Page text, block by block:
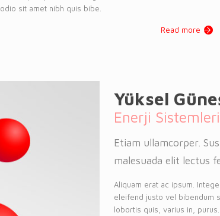
odio sit amet nibh quis bibe.
Read more
Yüksel
Enerji Sistemleri
Etiam ullamcorper.
malesuada elit lectus
Aliquam erat ac ipsum.
eleifend justo vel bibendum
lobortis quis, varius in,